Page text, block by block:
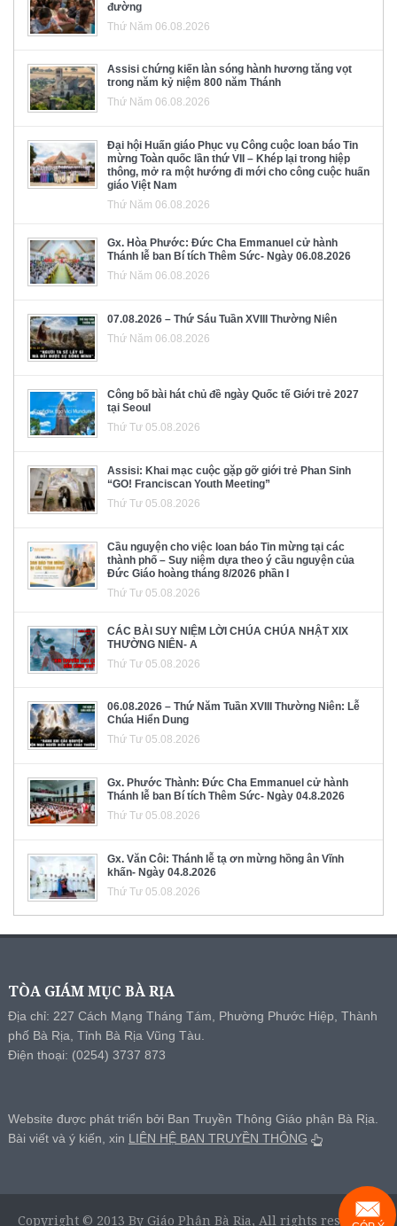
đường
Thứ Năm 06.08.2026
Assisi chứng kiến làn sóng hành hương tăng vọt
trong năm kỷ niệm 800 năm Thánh
Thứ Năm 06.08.2026
Đại hội Huấn giáo Phục vụ Công cuộc loan báo Tin
mừng Toàn quốc lần thứ VII – Khép lại trong hiệp
thông, mở ra một hướng đi mới cho công cuộc huấn
giáo Việt Nam
Thứ Năm 06.08.2026
Gx. Hòa Phước: Đức Cha Emmanuel cử hành
Thánh lễ ban Bí tích Thêm Sức- Ngày 06.08.2026
Thứ Năm 06.08.2026
07.08.2026 – Thứ Sáu Tuần XVIII Thường Niên
Thứ Năm 06.08.2026
Công bố bài hát chủ đề ngày Quốc tế Giới trẻ 2027
tại Seoul
Thứ Tư 05.08.2026
Assisi: Khai mạc cuộc gặp gỡ giới trẻ Phan Sinh
“GO! Franciscan Youth Meeting”
Thứ Tư 05.08.2026
Cầu nguyện cho việc loan báo Tin mừng tại các
thành phố – Suy niệm dựa theo ý cầu nguyện của
Đức Giáo hoàng tháng 8/2026 phần I
Thứ Tư 05.08.2026
CÁC BÀI SUY NIỆM LỜI CHÚA CHÚA NHẬT XIX
THƯỜNG NIÊN- A
Thứ Tư 05.08.2026
06.08.2026 – Thứ Năm Tuần XVIII Thường Niên: Lễ
Chúa Hiển Dung
Thứ Tư 05.08.2026
Gx. Phước Thành: Đức Cha Emmanuel cử hành
Thánh lễ ban Bí tích Thêm Sức- Ngày 04.8.2026
Thứ Tư 05.08.2026
Gx. Văn Côi: Thánh lễ tạ ơn mừng hồng ân Vĩnh
khấn- Ngày 04.8.2026
Thứ Tư 05.08.2026
TÒA GIÁM MỤC BÀ RỊA
Địa chỉ: 227 Cách Mạng Tháng Tám, Phường Phước Hiệp, Thành
phố Bà Rịa, Tỉnh Bà Rịa Vũng Tàu.
Điện thoại: (0254) 3737 873
Website được phát triển bởi Ban Truyền Thông Giáo phận Bà Rịa.
Bài viết và ý kiến, xin LIÊN HỆ BAN TRUYỀN THÔNG
Copyright © 2013 By Giáo Phận Bà Rịa, All rights reserved.